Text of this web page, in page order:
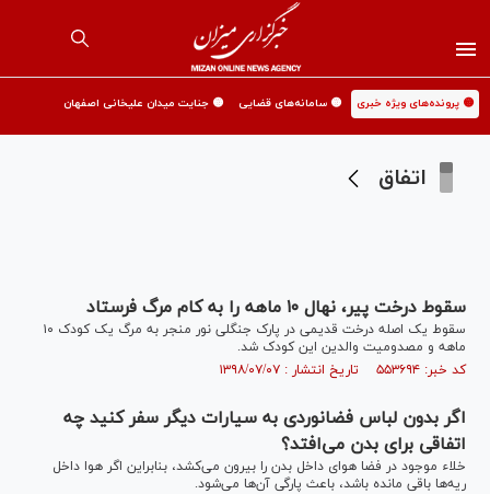
🟡 پرونده‌های ویژه خبری 🟡 سامانه‌های قضایی 🟡 جنایت میدان علیخانی اصفهان
اتفاق
سقوط درخت پیر، نهال ۱۰ ماهه را به کام مرگ فرستاد
سقوط یک اصله درخت قدیمی در پارک جنگلی نور منجر به مرگ یک کودک ۱۰
ماهه و مصدومیت والدین این کودک شد.
کد خبر: ۵۵۳۶۹۴ تاریخ انتشار : ۱۳۹۸/۰۷/۰۷
اگر بدون لباس فضانوردی به سیارات دیگر سفر کنید چه
اتفاقی برای بدن می‌افتد؟
خلاء موجود در فضا هوای داخل بدن را بیرون می‌کشد، بنابراین اگر هوا داخل
ریه‌ها باقی مانده باشد، باعث پارگی آن‌ها می‌شود.